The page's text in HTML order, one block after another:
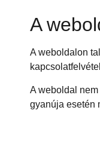
A
A weboldalon
A weboldal
gyanúja esetén